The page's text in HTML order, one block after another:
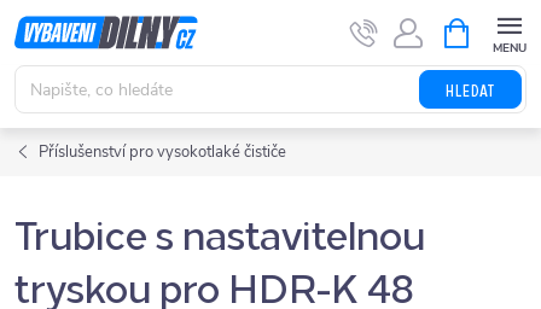
Přejít
na
obsah
HLEDAT
NÁKUPNÍ
KOŠÍK
Příslušenství pro vysokotlaké čističe
Trubice s nastavitelnou
tryskou pro HDR-K 48